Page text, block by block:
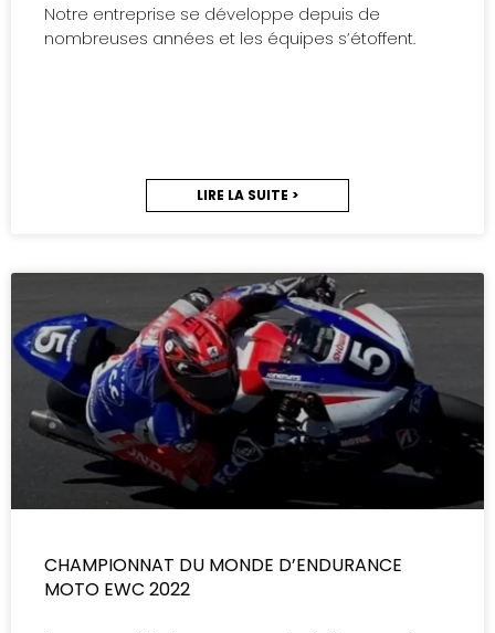
Notre entreprise se développe depuis de
nombreuses années et les équipes s’étoffent.
LIRE LA SUITE >
CHAMPIONNAT DU MONDE D’ENDURANCE
MOTO EWC 2022